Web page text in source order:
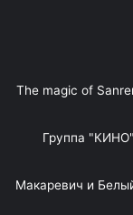
"The magic of
Группа
Макаревич и